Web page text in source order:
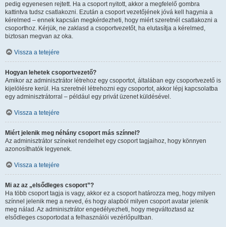
pedig egyenesen rejtett. Ha a csoport nyitott, akkor a megfelelő gombra
kattintva tudsz csatlakozni. Ezután a csoport vezetőjének jóvá kell hagynia a
kérelmed – ennek kapcsán megkérdezheti, hogy miért szeretnél csatlakozni a
csoporthoz. Kérjük, ne zaklasd a csoportvezetőt, ha elutasítja a kérelmed,
biztosan megvan az oka.
Vissza a tetejére
Hogyan lehetek csoportvezető?
Amikor az adminisztrátor létrehoz egy csoportot, általában egy csoportvezető is
kijelölésre kerül. Ha szeretnél létrehozni egy csoportot, akkor lépj kapcsolatba
egy adminisztrátorral – például egy privát üzenet küldésével.
Vissza a tetejére
Miért jelenik meg néhány csoport más színnel?
Az adminisztrátor színeket rendelhet egy csoport tagjaihoz, hogy könnyen
azonosíthatók legyenek.
Vissza a tetejére
Mi az az „elsődleges csoport”?
Ha több csoport tagja is vagy, akkor ez a csoport határozza meg, hogy milyen
színnel jelenik meg a neved, és hogy alapból milyen csoport avatar jelenik
meg nálad. Az adminisztrátor engedélyezheti, hogy megváltoztasd az
elsődleges csoportodat a felhasználói vezérlőpultban.